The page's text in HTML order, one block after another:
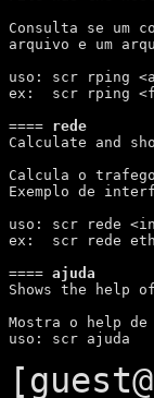
Consulta se um
arquivo e um
uso: scr rping
ex:  scr rping
==== rede
Calculate and
Calcula o
Exemplo de
uso: scr rede
ex:  scr rede
==== ajuda
Shows the help
Mostra o help de